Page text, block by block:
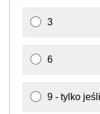
3
6
9 - tylko